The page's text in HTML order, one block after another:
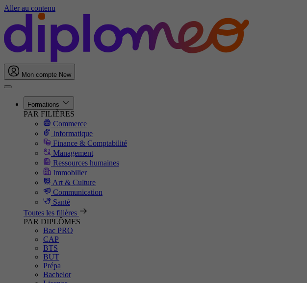
Aller au contenu
Mon compte New
Formations
PAR FILIÈRES
Commerce
Informatique
Finance & Comptabilité
Management
Ressources humaines
Immobilier
Art & Culture
Communication
Santé
Toutes les filières
PAR DIPLÔMES
Bac PRO
CAP
BTS
BUT
Prépa
Bachelor